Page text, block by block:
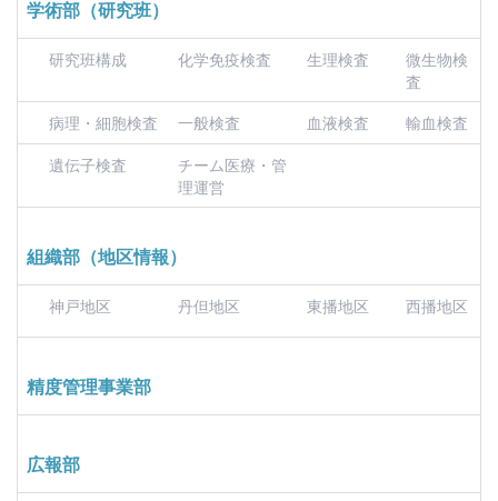
学術部（研究班）
研究班構成 化学免疫検査 生理検査
微生物検
査
病理・細胞検査
一般検査 血液検査
輸血検査
遺伝子検査
チーム医療・管
理運営
組織部（地区情報）
神戸地区 丹但地区 東播地区 西播地区
精度管理事業部
広報部